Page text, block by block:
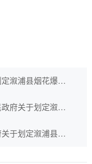
关于《溆浦县人民政府关于划定溆浦县烟花爆竹禁限放区域的通告》的政策解读
音频解读：关于《溆浦县人民政府关于划定溆浦县烟花爆竹禁限放区域的通告》的政策解读
图解：关于《溆浦县人民政府关于划定溆浦县烟花爆竹禁限放区域的通告》的政策解读